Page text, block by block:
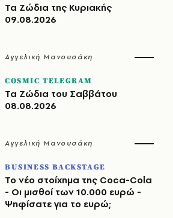
Τα Ζώδια της Κυριακής
09.08.2026
Αγγελική Μανουσάκη
COSMIC TELEGRAM
Τα Ζώδια του Σαββάτου
08.08.2026
Αγγελική Μανουσάκη
BUSINESS BACKSTAGE
Το νέο στοίχημα της Coca-Cola
- Οι μισθοί των 10.000 ευρώ -
Ψηφίσατε για το ευρώ;